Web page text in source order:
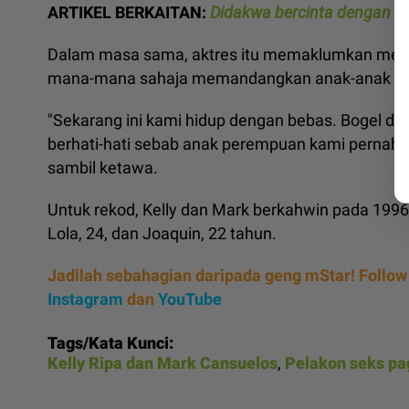
ARTIKEL BERKAITAN: Didakwa bercinta dengan
Dalam masa sama, aktres itu memaklumkan
mana-mana sahaja memandangkan anak-anak
"Sekarang ini kami hidup dengan bebas. Bogel
berhati-hati sebab anak perempuan kami pernah
sambil ketawa.
Untuk rekod, Kelly dan Mark berkahwin pada
Lola, 24, dan Joaquin, 22 tahun.
Jadilah sebahagian daripada geng mStar!
Instagram dan YouTube
Tags/Kata Kunci:
Kelly Ripa dan Mark Cansuelos, Pelakon seks